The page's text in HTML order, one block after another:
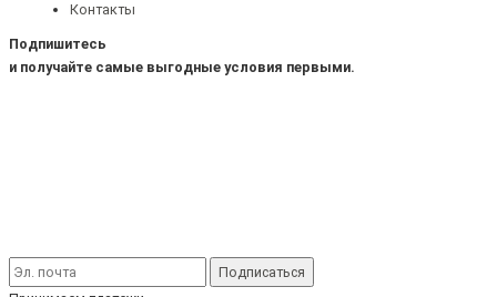
Контакты
Подпишитесь
и получайте самые выгодные условия первыми.
Подписаться